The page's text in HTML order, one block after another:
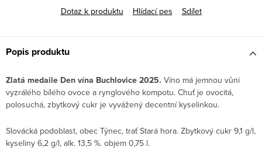
Dotaz k produktu
Hlídací pes Sdílet
Popis produktu
Zlatá medaile Den vína Buchlovice 2025. Víno má jemnou vůni
vyzrálého bílého ovoce a rynglového kompotu. Chuť je ovocitá,
polosuchá, zbytkový cukr je vyvážený decentní kyselinkou.
Slovácká podoblast, obec Týnec, trať Stará hora. Zbytkový cukr 9,1 g/l,
kyseliny 6,2 g/l, alk. 13,5 %. objem 0,75 l.